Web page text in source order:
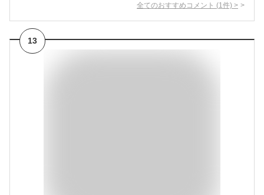
全てのおすすめコメント (1 件) >
13